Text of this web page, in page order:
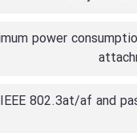
power
802.3at/af and